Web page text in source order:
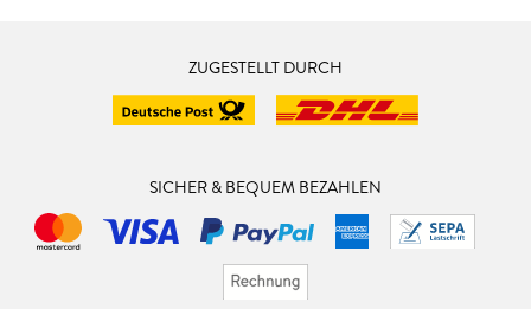
ZUGESTELLT DURCH
SICHER & BEQUEM BEZAHLEN